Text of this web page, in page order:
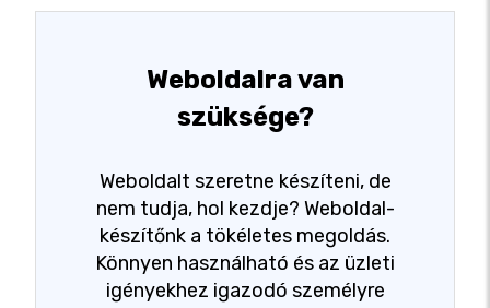
Weboldalra van
szüksége?
Weboldalt szeretne készíteni, de
nem tudja, hol kezdje? Weboldal-
készítőnk a tökéletes megoldás.
Könnyen használható és az üzleti
igényekhez igazodó személyre